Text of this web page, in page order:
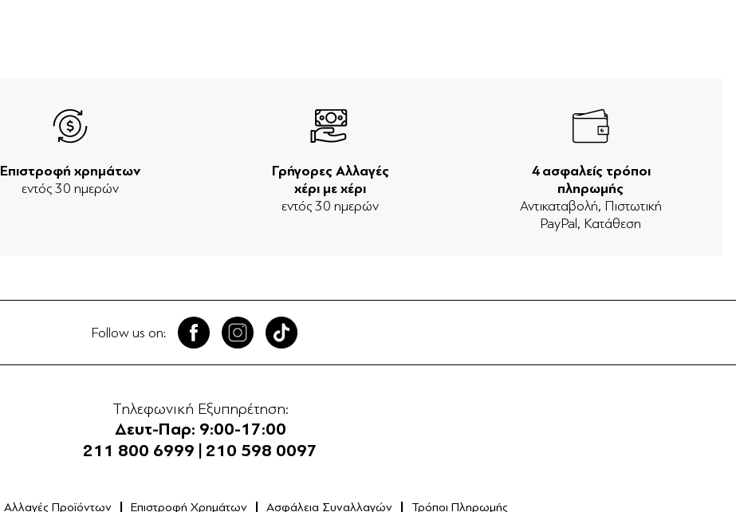
Επιστροφή χρημάτων
εντός 30 ημερών
Γρήγορες Αλλαγές
χέρι με χέρι
εντός 30 ημερών
4 ασφαλείς τρόποι
πληρωμής
Αντικαταβολή, Πιστωτική
PayPal, Κατάθεση
Follow us on:
Τηλεφωνική Εξυπηρέτηση:
Δευτ-Παρ: 9:00-17:00
211 800 6999
210 598 0097
Αλλαγές Προϊόντων Επιστροφή Χρημάτων Ασφάλεια Συναλλαγών Τρόποι Πληρωμής